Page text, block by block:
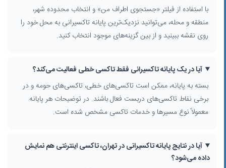
انواع پایانه تاکسیرانی و خدمات مرتبط در تهران
در نتایج جستجویپایانه تاکسیرانی در تهرانعلاوه بر پایانه‌های رسمی،
ممکن است با موارد زیر نیز روبه‌رو شوید:
شهری و حومه
دفاتر پشتیبانی تاکسی اینترنتی که پوشش وسیعی در سطح تهران دارند
ایستگاه‌های تاکسی خصوصی در میادین و مراکز خرید پرتردد
هر پایانه معمولاً مجموعه‌ای از مسیرهای پرتقاضا را پوشش می‌دهد؛ برای
نمونه مسیرهای غرب تا مرکز از میدان آزادی، مسیرهای شمالی از تجریش و
انتظار، انتخاب بهتری به شما می‌دهد.
با استفاده از فیلتر «جستجوی اطراف من» و انتخاب محدوده شهر،
منطقه و محله، می‌توانید نزدیک‌ترین پایانه تاکسیرانی به محل خود را
روی نقشه ببینید و از بین گزینه‌های موجود انتخاب کنید.
آیا در یک پایانه تاکسیرانی فقط تاکسی خطی فعالیت می‌کند؟
بسته به پایانه، ممکن است تاکسی‌های خطی، تاکسی‌های حومه و در
برخی نقاط تاکسی‌های دربست فعال باشند. در توضیحات هر پایانه
معمولاً نوع مسیرها و خدمات تاکسی مشخص شده است.
آیا در نتایج پایانه تاکسیرانی در تهران، تاکسی اینترنتی هم نمایش
داده می‌شود؟